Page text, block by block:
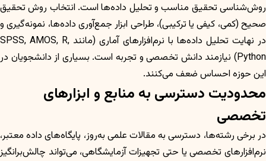
روش‌شناسی تحقیق مناسب و تحلیل داده‌ها است. انتخاب روش تحقیق
صحیح (کمی، کیفی یا ترکیبی)، طراحی ابزار جمع‌آوری داده‌ها، نمونه‌گیری و
در نهایت تحلیل داده‌ها با نرم‌افزارهای آماری (مانند SPSS, AMOS, R,
Python) نیازمند دانش تخصصی و تجربه است. بسیاری از دانشجویان در
این حوزه احساس ضعف می‌کنند.
محدودیت دسترسی به منابع و ابزارهای
تخصصی
در برخی رشته‌ها، دسترسی به مقالات علمی به‌روز، پایگاه‌های داده معتبر،
نرم‌افزارهای تخصصی یا حتی تجهیزات آزمایشگاهی، می‌تواند چالش‌برانگیز